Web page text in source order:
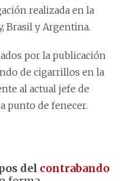
realizada en la
Brasil y Argentina.
por la publicación
de cigarrillos en la
al actual jefe de
punto de fenecer.
del contrabando